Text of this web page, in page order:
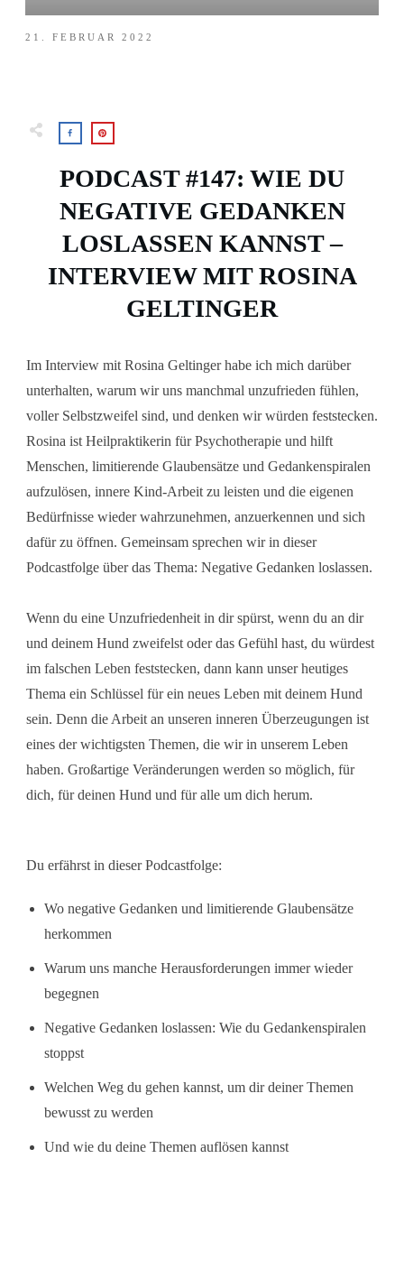
21. FEBRUAR 2022
PODCAST #147: WIE DU
NEGATIVE GEDANKEN
LOSLASSEN KANNST –
INTERVIEW MIT ROSINA
GELTINGER
Im Interview mit Rosina Geltinger habe ich mich darüber
unterhalten, warum wir uns manchmal unzufrieden fühlen,
voller Selbstzweifel sind, und denken wir würden feststecken.
Rosina ist Heilpraktikerin für Psychotherapie und hilft
Menschen, limitierende Glaubensätze und Gedankenspiralen
aufzulösen, innere Kind-Arbeit zu leisten und die eigenen
Bedürfnisse wieder wahrzunehmen, anzuerkennen und sich
dafür zu öffnen. Gemeinsam sprechen wir in dieser
Podcastfolge über das Thema: Negative Gedanken loslassen.
Wenn du eine Unzufriedenheit in dir spürst, wenn du an dir
und deinem Hund zweifelst oder das Gefühl hast, du würdest
im falschen Leben feststecken, dann kann unser heutiges
Thema ein Schlüssel für ein neues Leben mit deinem Hund
sein. Denn die Arbeit an unseren inneren Überzeugungen ist
eines der wichtigsten Themen, die wir in unserem Leben
haben. Großartige Veränderungen werden so möglich, für
dich, für deinen Hund und für alle um dich herum.
Du erfährst in dieser Podcastfolge:
Wo negative Gedanken und limitierende Glaubensätze
herkommen
Warum uns manche Herausforderungen immer wieder
begegnen
Negative Gedanken loslassen: Wie du Gedankenspiralen
stoppst
Welchen Weg du gehen kannst, um dir deiner Themen
bewusst zu werden
Und wie du deine Themen auflösen kannst